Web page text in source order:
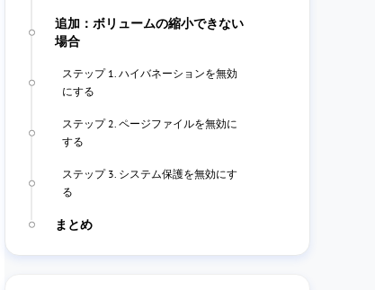
追加：ボリュームの縮小できない
場合
ステップ 1. ハイバネーションを無効
にする
ステップ 2. ページファイルを無効に
する
ステップ 3. システム保護を無効にす
る
まとめ